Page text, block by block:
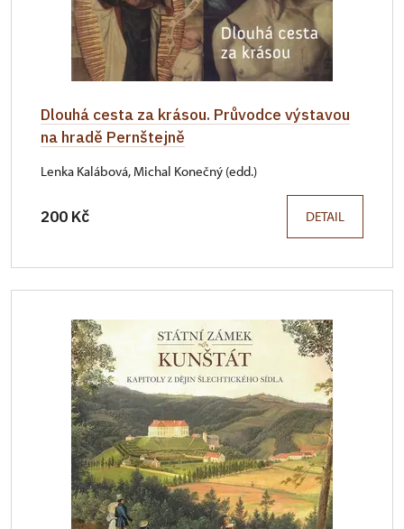
Dlouhá cesta za krásou. Průvodce výstavou
na hradě Pernštejně
Lenka Kalábová, Michal Konečný (edd.)
200 Kč DETAIL